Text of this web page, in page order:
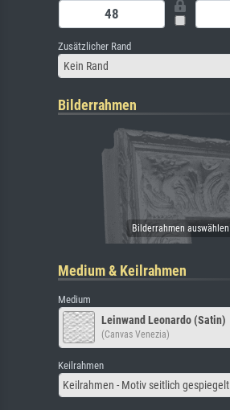
Zusätzlicher Rand
Kein Rand
Bilderrahmen
Medium & Keilrahmen
Medium
Leinwand Leonardo (Satin)
(Canvas Venezia)
Keilrahmen
Keilrahmen - Motiv seitlich gespiegelt